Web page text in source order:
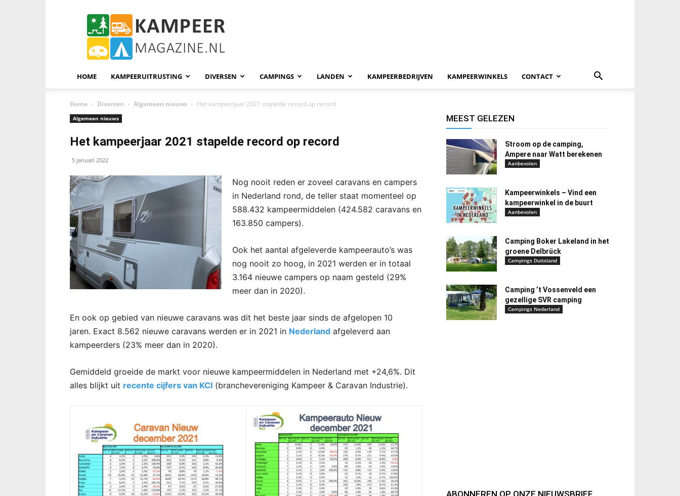
KampeerMagazine
HOME KAMPEERUITRUSTING DIVERSEN CAMPINGS LANDEN KAMPEERBEDRIJVEN KAMPEERWINKELS CONTACT
Home Diversen Algemeen nieuws Het kampeerjaar 2021 stapelde record op record
Algemeen nieuws
Het kampeerjaar 2021 stapelde record op record
5 januari 2022
Nog nooit reden er zoveel caravans en campers
in Nederland rond, de teller staat momenteel op
588.432 kampeermiddelen (424.582 caravans en
163.850 campers).
Ook het aantal afgeleverde kampeerauto’s was
nog nooit zo hoog, in 2021 werden er in totaal
3.164 nieuwe campers op naam gesteld (29%
meer dan in 2020).
En ook op gebied van nieuwe caravans was dit het beste jaar sinds de afgelopen 10
jaren. Exact 8.562 nieuwe caravans werden er in 2021 in Nederland afgeleverd aan
kampeerders (23% meer dan in 2020).
Gemiddeld groeide de markt voor nieuwe kampeermiddelen in Nederland met +24,6%. Dit
alles blijkt uit recente cijfers van KCI (branchevereniging Kampeer & Caravan Industrie).
MEEST GELEZEN
Stroom op de camping,
Ampere naar Watt berekenen
Aanbevolen
Kampeerwinkels – Vind een
kampeerwinkel in de buurt
Aanbevolen
Camping Boker Lakeland in het
groene Delbrück
Campings Duitsland
Camping ’t Vossenveld een
gezellige SVR camping
Campings Nederland
ABONNEREN OP ONZE NIEUWSBRIEF